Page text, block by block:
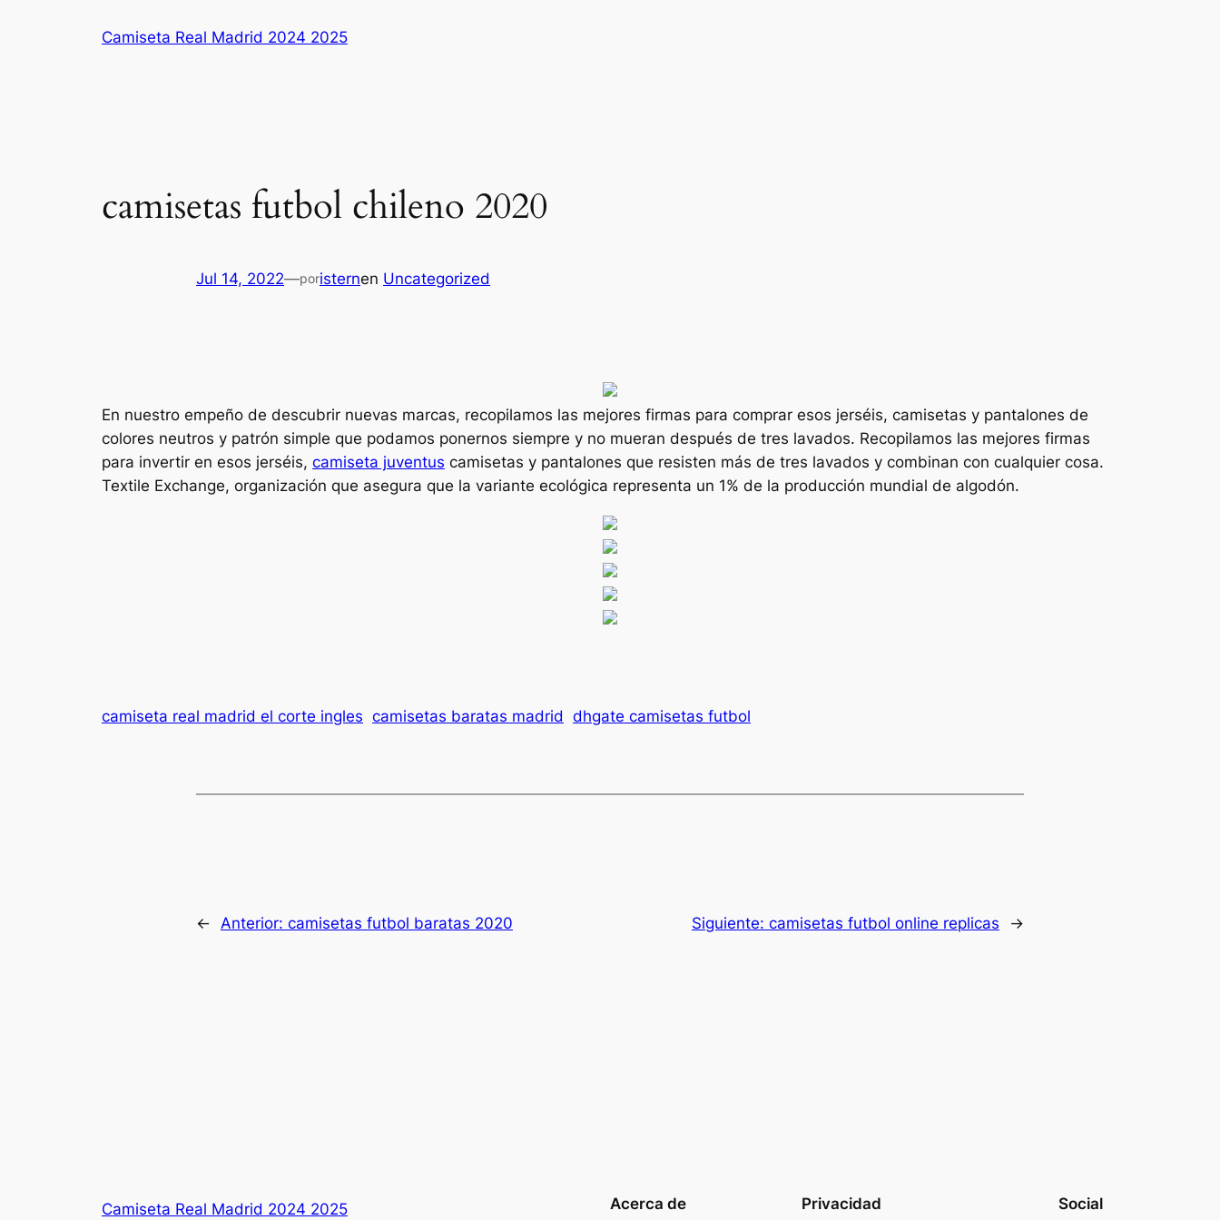
Camiseta Real Madrid 2024 2025
camisetas futbol chileno 2020
Jul 14, 2022—poristernen Uncategorized
En nuestro empeño de descubrir nuevas marcas, recopilamos las mejores firmas para comprar esos jerséis, camisetas y pantalones de
colores neutros y patrón simple que podamos ponernos siempre y no mueran después de tres lavados. Recopilamos las mejores firmas
para invertir en esos jerséis, camiseta juventus camisetas y pantalones que resisten más de tres lavados y combinan con cualquier cosa.
Textile Exchange, organización que asegura que la variante ecológica representa un 1% de la producción mundial de algodón.
camiseta real madrid el corte ingles camisetas baratas madrid dhgate camisetas futbol
← Anterior: camisetas futbol baratas 2020 Siguiente: camisetas futbol online replicas →
Camiseta Real Madrid 2024 2025 Acerca de Privacidad Social